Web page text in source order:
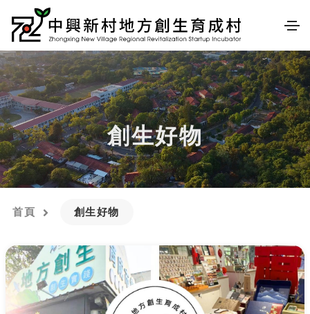
創生好物
首頁 創生好物